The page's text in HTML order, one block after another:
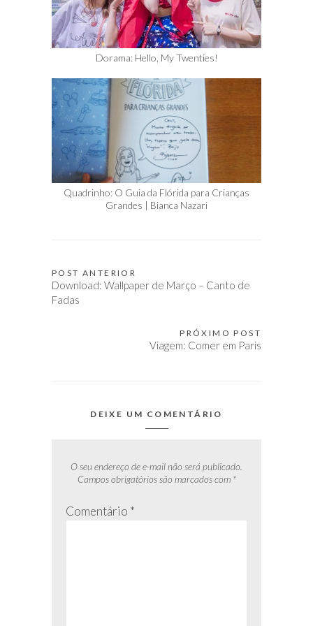
Dorama: Hello, My Twenties!
Quadrinho: O Guia da Flórida para Crianças
Grandes | Bianca Nazari
Navegação
de
POST ANTERIOR
Download: Wallpaper de Março – Canto de
Fadas
PRÓXIMO POST
Viagem: Comer em Paris
DEIXE UM COMENTÁRIO
O seu endereço de e-mail não será publicado.
Campos obrigatórios são marcados com *
Comentário *